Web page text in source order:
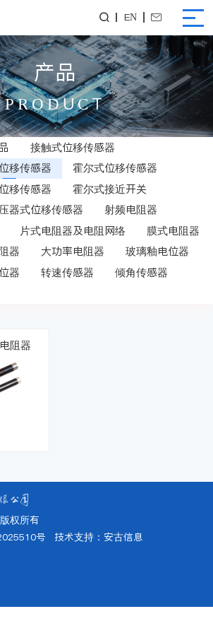
 EN 
产品
PRODUCT
接触式位移传感器
移传感器
霍尔式位移传感器
移传感器
霍尔式接近开关
器式位移传感器
射频电阻器
片式电阻器及电阻网络
膜式电阻器
器
大功率电阻器
玻璃釉电位器
器
转速传感器
倾角传感器
阻器
权所有
号 技术支持： 安古信息